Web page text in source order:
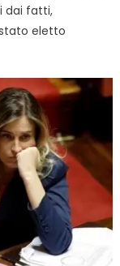
dai fatti,
eletto